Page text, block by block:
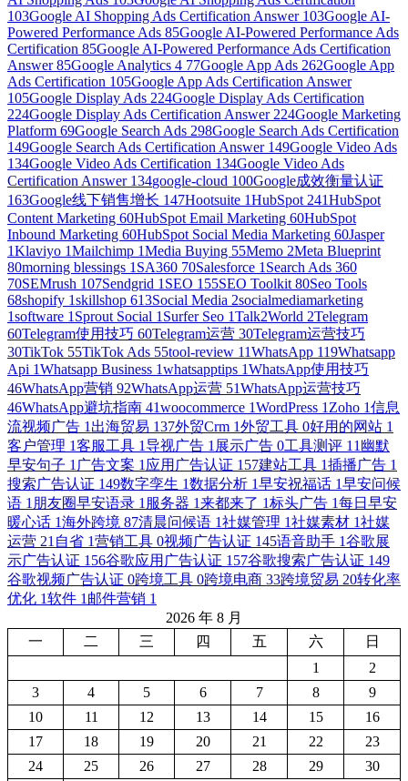
103Google AI Shopping Ads Certification Answer 103Google AI-
Powered Performance Ads 85Google AI-Powered Performance Ads
Certification 85Google AI-Powered Performance Ads Certification
Answer85Google Analytics 4 77Google App Ads 262Google App
Ads Certification 105Google App Ads Certification Answer
105Google Display Ads 224Google Display Ads Certification
224Google Display Ads Certification Answer 224Google Marketing
Platform 69Google Search Ads 298Google Search Ads Certification
149Google Search Ads Certification Answer 149Google Video Ads
134Google Video Ads Certification 134Google Video Ads
Certification Answer 134google-cloud 100Google成效衡量认证
163Google线下销售增长 147Hootsuite 1HubSpot 241HubSpot
Content Marketing 60HubSpot Email Marketing 60HubSpot
Inbound Marketing 60HubSpot Social Media Marketing 60Jasper
1Klaviyo 1Mailchimp 1Media Buying 55Memo 2Meta Blueprint
80morning blessings 1 SA360 70Salesforce 1 Search Ads 360
70SEMrush 107Sendgrid 1 SEO 155SEO Toolkit 80Seo Tools
68shopify 1skillshop 613Social Media 2socialmediamarketing
1software 1 Sprout Social 1 Surfer Seo 1Talk2World 2Telegram
60Telegram使用技巧 60Telegram运营 30Telegram运营技巧
30TikTok 55TikTok Ads 55tool-review 11WhatsApp 119Whatsapp
Api 1Whatsapp Business 1whatsapptips 1WhatsApp使用技巧
46WhatsApp营销 92WhatsApp运营 51WhatsApp运营技巧
46WhatsApp避坑指南 41woocommerce 1WordPress 1 Zoho 1信息
流视频广告 1 出海贸易 137外贸Crm 1外贸工具 0好用的网站 1
客户管理 1客服工具 1导视广告 1 展示广告 0工具测评 11 幽默
早安句子 1 广告文案 1 应用广告认证 157建站工具 1插播广告 1
搜索广告认证 149数字孪生 1数据分析 1早安祝福话 1早安问候
语 1 朋友圈早安语录 1 服务器 1来都来了 1标头广告 1每日早安
暖心话 1海外跨境 87清晨问候语 1社媒管理 1社媒素材 1社媒
运营 21 自省 1营销工具 0视频广告认证 145语音助手 1谷歌展
示广告认证 156谷歌应用广告认证 157谷歌搜索广告认证 149
谷歌视频广告认证 0跨境工具 0跨境电商 33跨境贸易 20转化率
优化 1软件 1 邮件营销 1
2026 年 8 月
一
二 三 四 五 六
日
1
2
3
4 5 6 7 8
9
10
11 12 13 14 15
16
17
18 19 20 21 22
23
24
25 26 27 28 29
30